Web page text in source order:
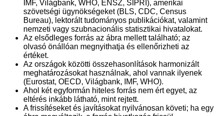
IMF, Világbank, WHO, ENSZ, SIPRI), amerikai
szövetségi ügynökségeket (BLS, CDC, Census
Bureau), lektorált tudományos publikációkat, valamint
nemzeti vagy szubnacionális statisztikai hivatalokat.
Az elsődleges forrás az ábra mellett található; az
olvasó önállóan megnyithatja és ellenőrizheti az
értéket.
Az országok közötti összehasonlítások harmonizált
meghatározásokat használnak, ahol vannak ilyenek
(Eurostat, OECD, Világbank, IMF, WHO).
Ahol két egyformán hiteles forrás nem ért egyet, az
eltérés inkább látható, mint rejtett.
A frissítéseket és javításokat nyilvánosan követi; ha egy